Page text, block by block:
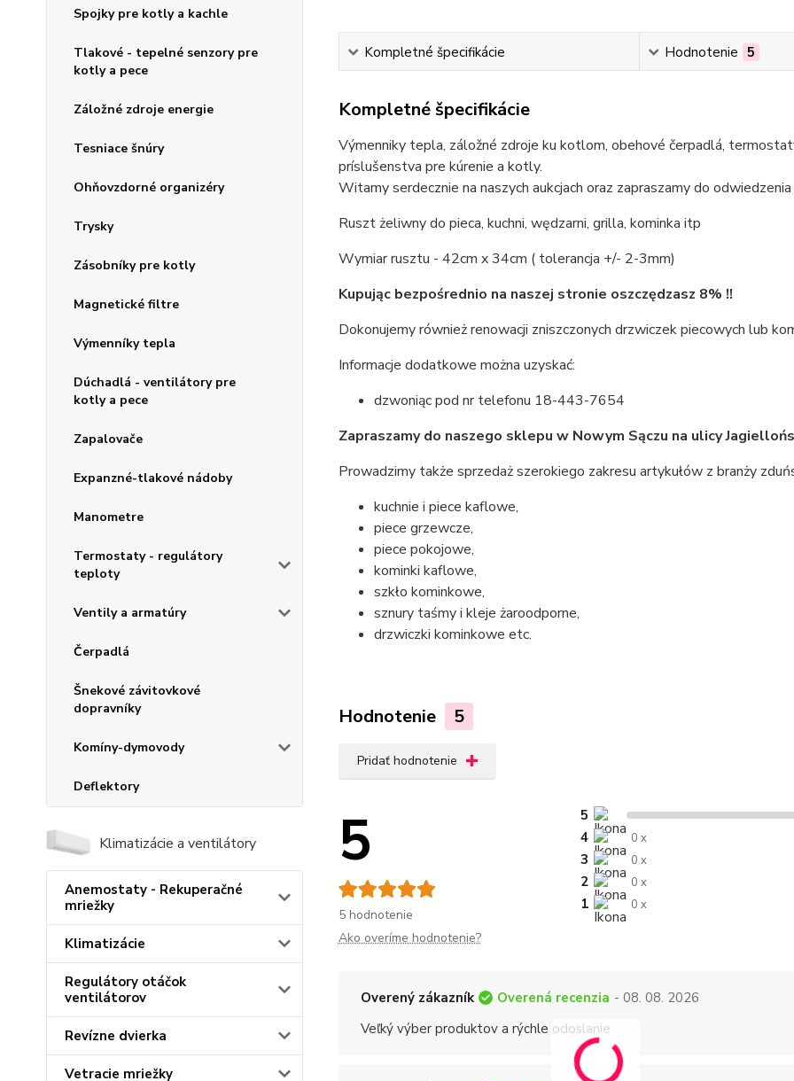
Spojky pre kotly a kachle
Tlakové - tepelné senzory pre
kotly a pece
Záložné zdroje energie
Tesniace šnúry
Ohňovzdorné organizéry
Trysky
Zásobníky pre kotly
Magnetické filtre
Výmenníky tepla
Dúchadlá - ventilátory pre
kotly a pece
Zapalovače
Expanzné-tlakové nádoby
Manometre
Termostaty - regulátory
teploty
Ventily a armatúry
Čerpadlá
Šnekové závitovkové
dopravníky
Komíny-dymovody
Deflektory
Klimatizácie a ventilátory
Anemostaty - Rekuperačné
mriežky
Klimatizácie
Regulátory otáčok
ventilátorov
Revízne dvierka
Vetracie mriežky
Kompletné špecifikácie Hodnotenie 5
Kompletné špecifikácie
Výmenniky tepla, záložné zdroje ku kotlom, obehové čerpadlá,
príslušenstva pre kúrenie a kotly.
Witamy serdecznie na naszych aukcjach oraz zapraszamy do
Ruszt żeliwny do pieca, kuchni, wędzarni, grilla, kominka itp
Wymiar rusztu - 42cm x 34cm ( tolerancja +/- 2-3mm)
Kupując bezpośrednio na naszej stronie oszczędzasz 8% !!
Dokonujemy również renowacji zniszczonych drzwiczek piecowych lub
Informacje dodatkowe można uzyskać:
dzwoniąc pod nr telefonu 18-443-7654
Zapraszamy do naszego sklepu w Nowym Sączu na ulicy
Prowadzimy także sprzedaż szerokiego zakresu artykułów z branży
kuchnie i piece kaflowe,
piece grzewcze,
piece pokojowe,
kominki kaflowe,
szkło kominkowe,
sznury taśmy i kleje żaroodporne,
drzwiczki kominkowe etc.
Hodnotenie 5
Pridať hodnotenie
5
5 hodnotenie
5
4
0 x
3 0 x
2 0 x
1 0 x
Ako overíme hodnotenie?
Overený zákazník Overená recenzia - 08. 08. 2026
Veľký výber produktov a rýchle odoslanie.